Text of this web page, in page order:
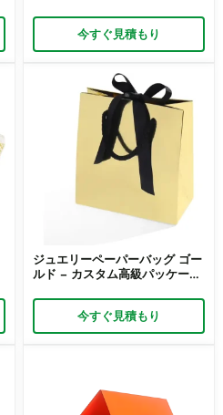
今すぐ見積もり
ジュエリーペーパーバッグ ゴー
ルド – カスタム高級パッケージ
今すぐ見積もり